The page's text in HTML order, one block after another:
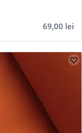
69,00 lei